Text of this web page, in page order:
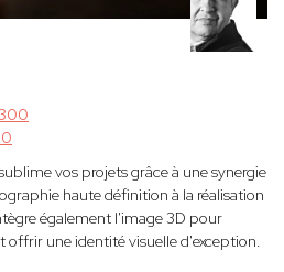
vos projets grâce à une synergie
haute définition à la réalisation
également l'image 3D pour
offrir une identité visuelle d'exception.